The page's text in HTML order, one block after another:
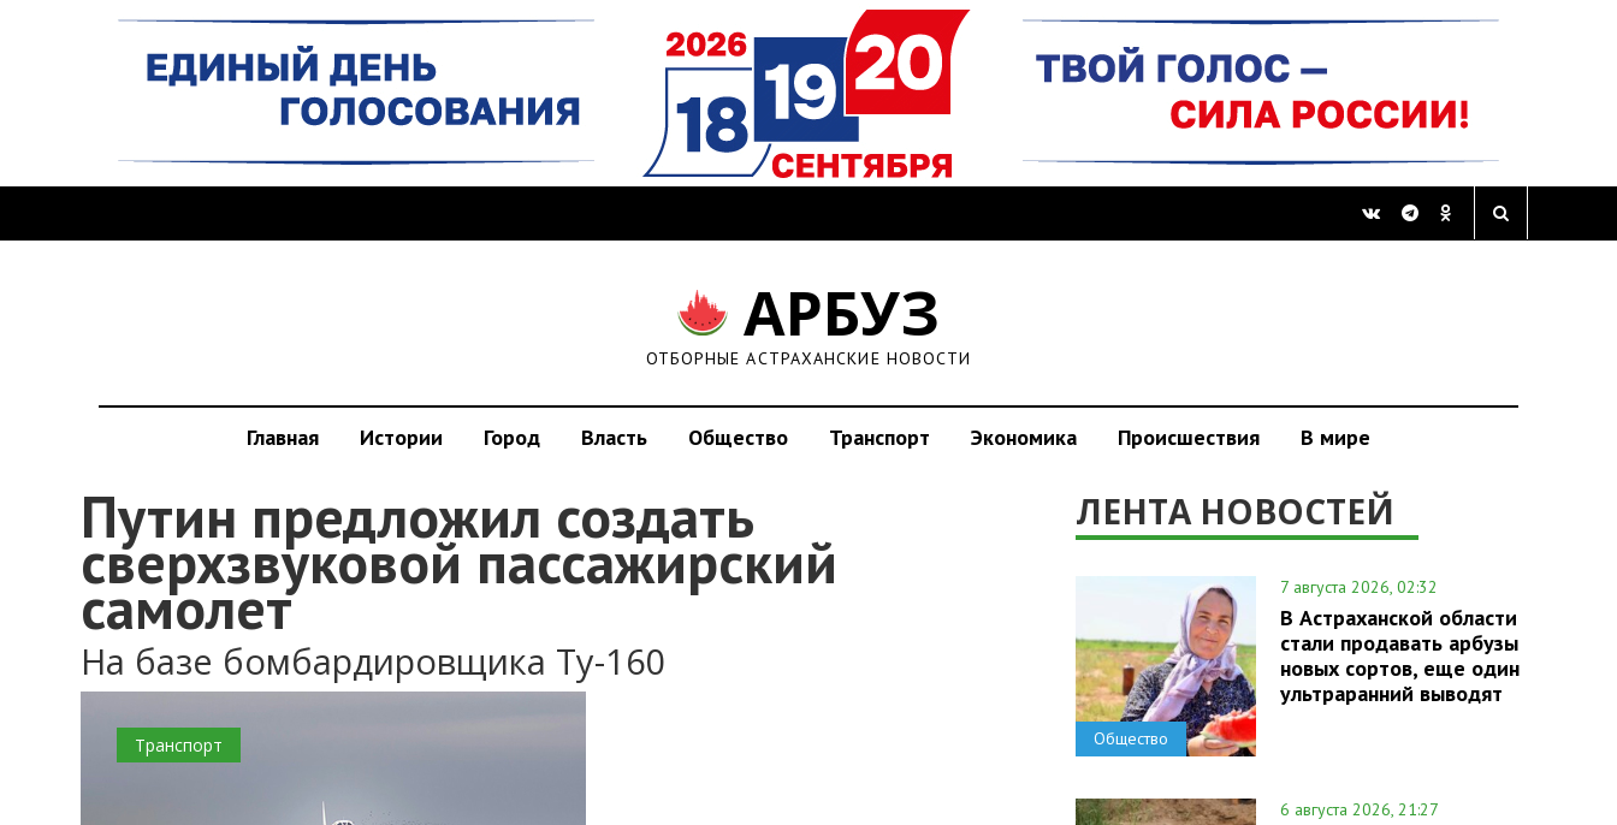
АРБУЗ
ОТБОРНЫЕ АСТРАХАНСКИЕ НОВОСТИ
Главная Истории Город Власть Общество Транспорт Экономика Происшествия В мире
Путин предложил создать
сверхзвуковой пассажирский
самолет
На базе бомбардировщика Ту-160
Транспорт
ЛЕНТА НОВОСТЕЙ
Общество
7 августа 2026, 02:32
В Астраханской области
стали продавать арбузы
новых сортов, еще один
ультраранний выводят
6 августа 2026, 21:27